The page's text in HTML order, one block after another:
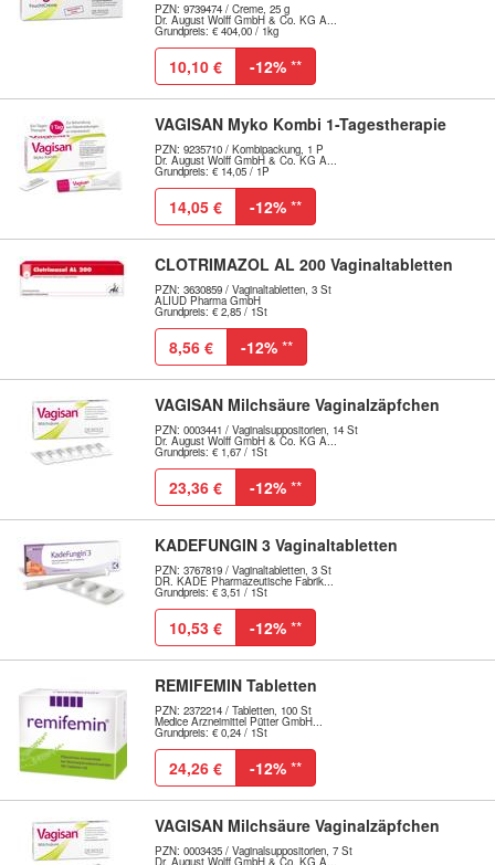
PZN: 9739474 / Creme, 25 g
Dr. August Wolff GmbH & Co. KG A...
Grundpreis: € 404,00 / 1kg
10,10 € -12% **
VAGISAN Myko Kombi 1-Tagestherapie
PZN: 9235710 / Kombipackung, 1 P
Dr. August Wolff GmbH & Co. KG A...
Grundpreis: € 14,05 / 1P
14,05 € -12% **
CLOTRIMAZOL AL 200 Vaginaltabletten
PZN: 3630859 / Vaginaltabletten, 3 St
ALIUD Pharma GmbH
Grundpreis: € 2,85 / 1St
8,56 € -12% **
VAGISAN Milchsäure Vaginalzäpfchen
PZN: 0003441 / Vaginalsuppositorien, 14 St
Dr. August Wolff GmbH & Co. KG A...
Grundpreis: € 1,67 / 1St
23,36 € -12% **
KADEFUNGIN 3 Vaginaltabletten
PZN: 3767819 / Vaginaltabletten, 3 St
DR. KADE Pharmazeutische Fabrik...
Grundpreis: € 3,51 / 1St
10,53 € -12% **
REMIFEMIN Tabletten
PZN: 2372214 / Tabletten, 100 St
Medice Arzneimittel Pütter GmbH...
Grundpreis: € 0,24 / 1St
24,26 € -12% **
VAGISAN Milchsäure Vaginalzäpfchen
PZN: 0003435 / Vaginalsuppositorien, 7 St
Dr. August Wolff GmbH & Co. KG A...